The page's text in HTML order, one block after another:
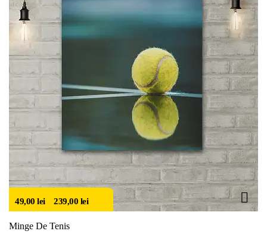
49,00 lei– 239,00 lei
Minge De Tenis